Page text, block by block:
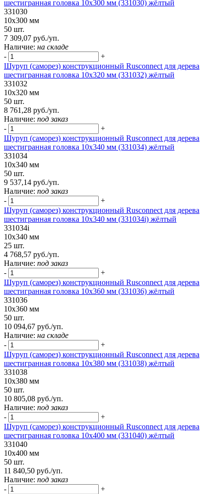
шестигранная головка 10х300 мм (331030) жёлтый
331030
10х300 мм
50 шт.
7 309,07 руб./уп.
Наличие: на складе
-
+
Шуруп (саморез) конструкционный Rusconnect для дерева
шестигранная головка 10х320 мм (331032) жёлтый
331032
10х320 мм
50 шт.
8 761,28 руб./уп.
Наличие: под заказ
-
+
Шуруп (саморез) конструкционный Rusconnect для дерева
шестигранная головка 10х340 мм (331034) жёлтый
331034
10х340 мм
50 шт.
9 537,14 руб./уп.
Наличие: под заказ
-
+
Шуруп (саморез) конструкционный Rusconnect для дерева
шестигранная головка 10х340 мм (331034i) жёлтый
331034i
10х340 мм
25 шт.
4 768,57 руб./уп.
Наличие: под заказ
-
+
Шуруп (саморез) конструкционный Rusconnect для дерева
шестигранная головка 10х360 мм (331036) жёлтый
331036
10х360 мм
50 шт.
10 094,67 руб./уп.
Наличие: на складе
-
+
Шуруп (саморез) конструкционный Rusconnect для дерева
шестигранная головка 10х380 мм (331038) жёлтый
331038
10х380 мм
50 шт.
10 805,08 руб./уп.
Наличие: под заказ
-
+
Шуруп (саморез) конструкционный Rusconnect для дерева
шестигранная головка 10х400 мм (331040) жёлтый
331040
10х400 мм
50 шт.
11 840,50 руб./уп.
Наличие: под заказ
-
+